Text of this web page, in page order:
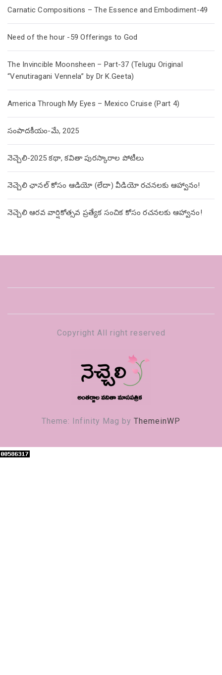
Carnatic Compositions – The Essence and Embodiment-49
Need of the hour -59 Offerings to God
The Invincible Moonsheen – Part-37 (Telugu Original
“Venutiragani Vennela” by Dr K.Geeta)
America Through My Eyes – Mexico Cruise (Part 4)
సంపాదకీయం-మే, 2025
నెచ్చెలి-2025 కథా, కవితా పురస్కారాల పోటీలు
నెచ్చెలి ఛానల్ కోసం ఆడియో (లేదా) వీడియో రచనలకు ఆహ్వానం!
నెచ్చెలి ఆరవ వార్షికోత్సవ ప్రత్యేక సంచిక కోసం రచనలకు ఆహ్వానం!
Copyright All right reserved
Theme: Infinity Mag by ThemeinWP